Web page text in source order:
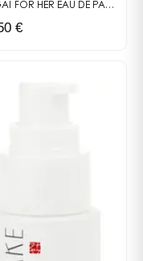
FOR HER EAU DE PARFUM FÉMININE DE LA COLLECTION GODAÏ, HOMMAGE AU VENT — FRAÎCHEUR ENVELOPPANTE.
€